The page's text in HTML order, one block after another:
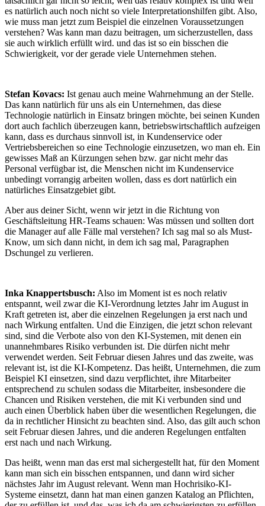
es natürlich auch noch nicht so viele Interpretationshilfen gibt. Also,
wie muss man jetzt zum Beispiel die einzelnen Voraussetzungen
verstehen? Was kann man dazu beitragen, um sicherzustellen, dass
sie auch wirklich erfüllt wird. und das ist so ein bisschen die
Schwierigkeit, vor der gerade viele Unternehmen stehen.
Stefan Kovacs: Ist genau auch meine Wahrnehmung an der Stelle.
Das kann natürlich für uns als ein Unternehmen, das diese
Technologie natürlich in Einsatz bringen möchte, bei seinen Kunden
dort auch fachlich überzeugen kann, betriebswirtschaftlich aufzeigen
kann, dass es durchaus sinnvoll ist, in Kundenservice oder
Vertriebsbereichen so eine Technologie einzusetzen, wo man eh. Ein
gewisses Maß an Kürzungen sehen bzw. gar nicht mehr das
Personal verfügbar ist, die Menschen nicht im Kundenservice
unbedingt vorrangig arbeiten wollen, dass es dort natürlich ein
natürliches Einsatzgebiet gibt.
Aber aus deiner Sicht, wenn wir jetzt in die Richtung von
Geschäftsleitung HR-Teams schauen: Was müssen und sollten dort
die Manager auf alle Fälle mal verstehen? Ich sag mal so als Must-
Know, um sich dann nicht, in dem ich sag mal, Paragraphen
Dschungel zu verlieren.
Inka Knappertsbusch: Also im Moment ist es noch relativ
entspannt, weil zwar die KI-Verordnung letztes Jahr im August in
Kraft getreten ist, aber die einzelnen Regelungen ja erst nach und
nach Wirkung entfalten. Und die Einzigen, die jetzt schon relevant
sind, sind die Verbote also von den KI-Systemen, mit denen ein
unannehmbares Risiko verbunden ist. Die dürfen nicht mehr
verwendet werden. Seit Februar diesen Jahres und das zweite, was
relevant ist, ist die KI-Kompetenz. Das heißt, Unternehmen, die zum
Beispiel KI einsetzen, sind dazu verpflichtet, ihre Mitarbeiter
entsprechend zu schulen sodass die Mitarbeiter, insbesondere die
Chancen und Risiken verstehen, die mit Ki verbunden sind und
auch einen Überblick haben über die wesentlichen Regelungen, die
da in rechtlicher Hinsicht zu beachten sind. Also, das gilt auch schon
seit Februar diesen Jahres, und die anderen Regelungen entfalten
erst nach und nach Wirkung.
Das heißt, wenn man das erst mal sichergestellt hat, für den Moment
kann man sich ein bisschen entspannen, und dann wird sicher
nächstes Jahr im August relevant. Wenn man Hochrisiko-KI-
Systeme einsetzt, dann hat man einen ganzen Katalog an Pflichten,